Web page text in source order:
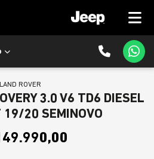
LAND ROVER
3.0 V6 TD6 DIESEL
19/20 SEMINOVO